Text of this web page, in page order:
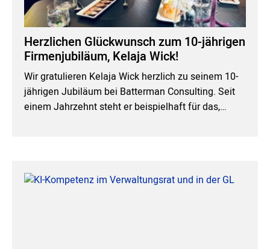
Herzlichen Glückwunsch zum 10-jährigen
Firmenjubiläum, Kelaja Wick!
Wir gratulieren Kelaja Wick herzlich zu seinem 10-
jährigen Jubiläum bei Batterman Consulting. Seit
einem Jahrzehnt steht er beispielhaft für das,…